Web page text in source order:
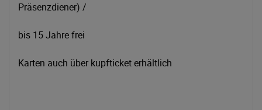
Präsenzdiener) /
bis 15 Jahre frei
Karten auch über kupfticket erhältlich